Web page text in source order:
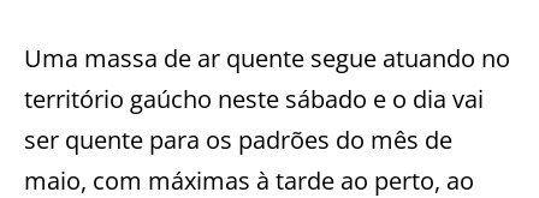
Uma massa de ar quente segue atuando no
território gaúcho neste sábado e o dia vai
ser quente para os padrões do mês de
maio, com máximas à tarde ao perto, ao